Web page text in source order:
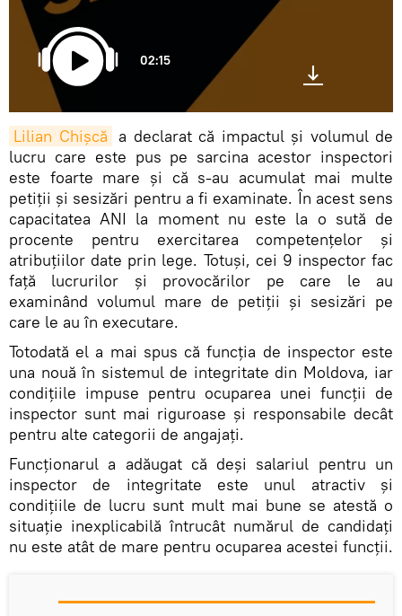
02:15
Lilian Chișcă
a declarat că impactul și volumul de
lucru care este pus pe sarcina acestor inspectori
este foarte mare și că s-au acumulat mai multe
petiții și sesizări pentru a fi examinate. În acest sens
capacitatea ANI la moment nu este la o sută de
procente pentru exercitarea competențelor și
atribuțiilor date prin lege. Totuși, cei 9 inspector fac
față lucrurilor și provocărilor pe care le au
examinând volumul mare de petiții și sesizări pe
care le au în executare.
Totodată el a mai spus că funcția de inspector este
una nouă în sistemul de integritate din Moldova, iar
condițiile impuse pentru ocuparea unei funcții de
inspector sunt mai riguroase și responsabile decât
pentru alte categorii de angajați.
Funcționarul a adăugat că deși salariul pentru un
inspector de integritate este unul atractiv și
condițiile de lucru sunt mult mai bune se atestă o
situație inexplicabilă întrucât numărul de candidați
nu este atât de mare pentru ocuparea acestei funcții.